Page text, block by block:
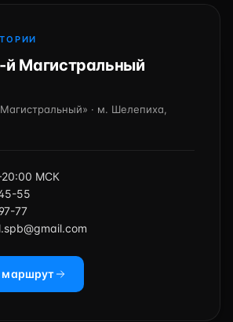
й Магистральный
· м. Шелепиха,
МСК
55
77
маршрут